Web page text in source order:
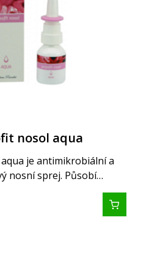
nosol aqua
je antimikrobiální a
nosní sprej. Působí…